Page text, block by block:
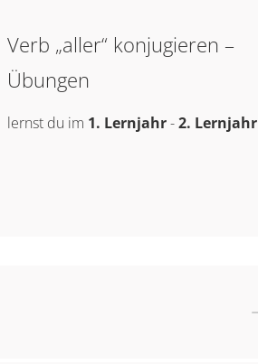
Verb „aller“ konjugieren –
Übungen
lernst du im 1. Lernjahr-2. Lernjahr